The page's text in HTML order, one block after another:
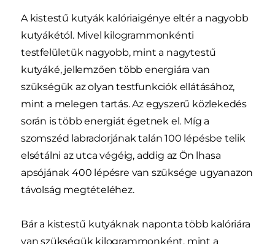
A kistestű kutyák kalóriaigénye eltér a nagyobb
kutyákétól. Mivel kilogrammonkénti
testfelületük nagyobb, mint a nagytestű
kutyáké, jellemzően több energiára van
szükségük az olyan testfunkciók ellátásához,
mint a melegen tartás. Az egyszerű közlekedés
során is több energiát égetnek el. Míg a
szomszéd labradorjának talán 100 lépésbe telik
elsétálni az utca végéig, addig az Ön lhasa
apsójának 400 lépésre van szüksége ugyanazon
távolság megtételéhez.
Bár a kistestű kutyáknak naponta több kalóriára
van szükségük kilogrammonként, mint a